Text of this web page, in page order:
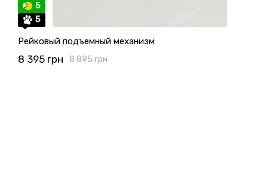
5
5
Рейковый подъемный механизм
8 895 грн
8 395 грн